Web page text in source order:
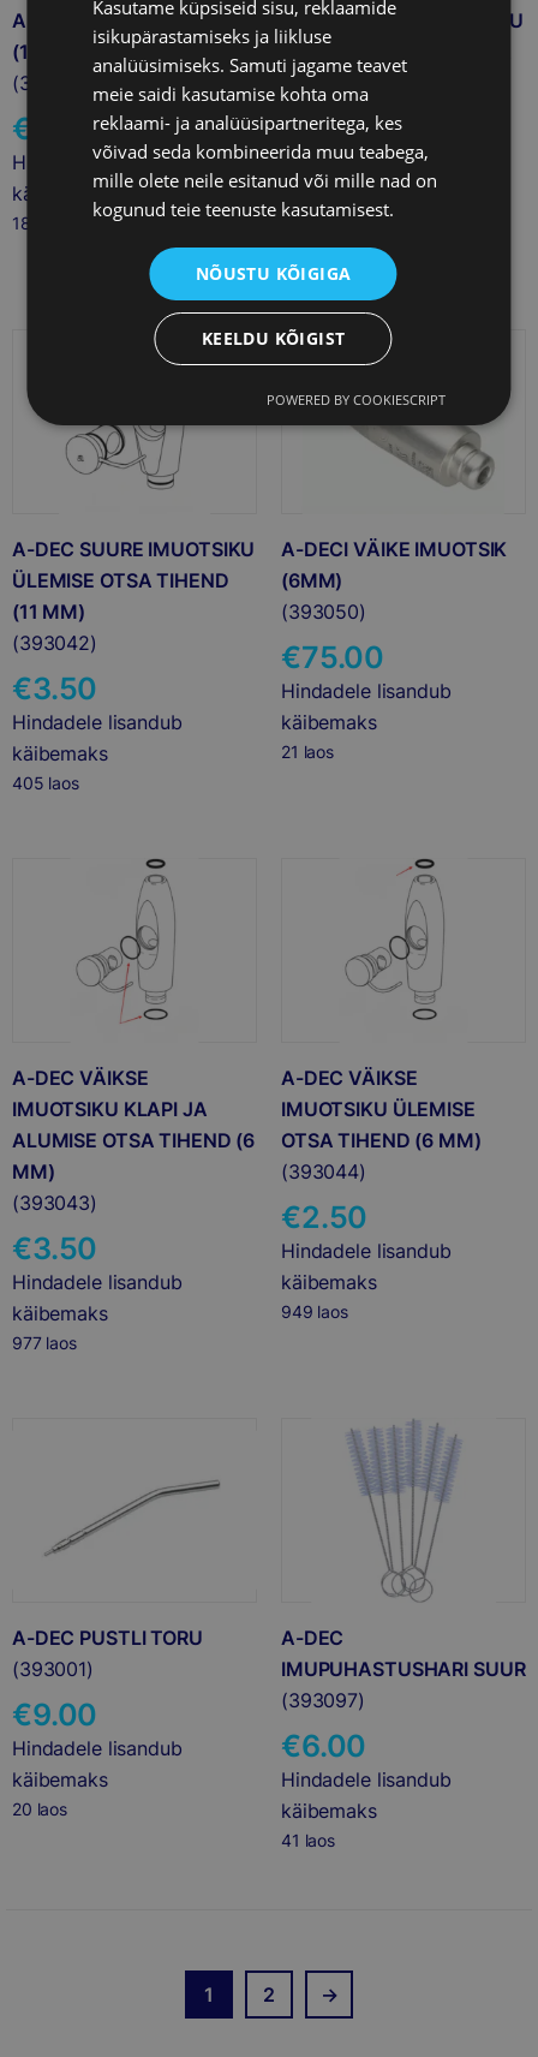
A-DECI SUUR IMUOTSIK
(11MM)
(393027)
€ 75.00
Hindadele lisandub
käibemaks
18 laos
A-DEC SUURE IMUOTSIKU
TIHEND (11 MM)
(393045)
€4.00
Hindadele lisandub
496 laos
A-DEC SUURE IMUOTSIKU
ÜLEMISE OTSA TIHEND
(11 MM)
(393042)
€3.50
Hindadele lisandub
käibemaks
405 laos
A-DECI VÄIKE IMUOTSIK
(6MM)
(393050)
€75.00
Hindadele lisandub
käibemaks
21 laos
A-DEC VÄIKSE
IMUOTSIKU KLAPI JA
ALUMISE OTSA TIHEND (6
MM)
(393043)
€3.50
Hindadele lisandub
käibemaks
977 laos
A-DEC VÄIKSE
IMUOTSIKU ÜLEMISE
OTSA TIHEND (6 MM)
(393044)
€2.50
Hindadele lisandub
käibemaks
949 laos
A-DEC PUSTLI TORU
(393001)
€9.00
Hindadele lisandub
käibemaks
20 laos
A-DEC
IMUPUHASTUSHARI SUUR
(393097)
€6.00
Hindadele lisandub
käibemaks
41 laos
1 2 →
Kasutame küpsiseid sisu, reklaamide
isikupärastamiseks ja liikluse
analüüsimiseks. Samuti jagame teavet
meie saidi kasutamise kohta oma
reklaami- ja analüüsipartneritega, kes
võivad seda kombineerida muu teabega,
mille olete neile esitanud või mille nad on
kogunud teie teenuste kasutamisest.
NÕUSTU KÕIGIGA
KEELDU KÕIGIST
POWERED BY COOKIESCRIPT